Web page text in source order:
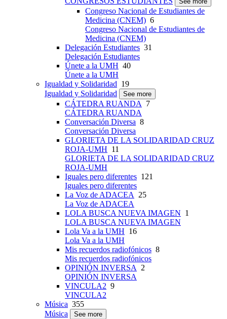
Congreso Nacional de Estudiantes de
Medicina (CNEM) 6
Congreso Nacional de Estudiantes de
Medicina (CNEM)
Delegación Estudiantes 31
Delegación Estudiantes
Únete a la UMH 40
Únete a la UMH
Igualdad y Solidaridad 19
Igualdad y Solidaridad
See more
CÁTEDRA RUANDA
7
CÁTEDRA RUANDA
Conversación Diversa 8
Conversación Diversa
GLORIETA DE LA SOLIDARIDAD CRUZ
ROJA-UMH 11
GLORIETA DE LA SOLIDARIDAD CRUZ
ROJA-UMH
Iguales pero diferentes 121
Iguales pero diferentes
La Voz de ADACEA
25
La Voz de ADACEA
LOLA BUSCA NUEVA IMAGEN 1
LOLA BUSCA NUEVA IMAGEN
Lola Va a la UMH 16
Lola Va a la UMH
Mis recuerdos radiofónicos 8
Mis recuerdos radiofónicos
OPINIÓN INVERSA
2
OPINIÓN INVERSA
VINCULA2 9
VINCULA2
Música 355
Música
See more